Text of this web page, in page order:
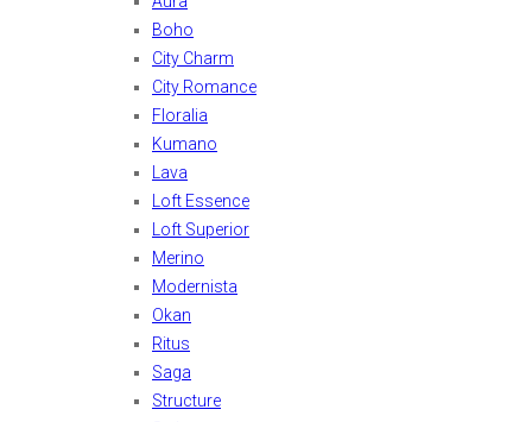
Boho
City Charm
City Romance
Floralia
Kumano
Lava
Loft Essence
Loft Superior
Merino
Modernista
Okan
Ritus
Saga
Structure